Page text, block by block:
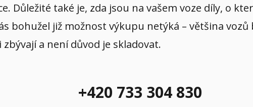
Důležité také je, zda jsou na vašem voze díly, o
bohužel již možnost výkupu netýká – většina
a není důvod je skladovat.
+420 733 304 830